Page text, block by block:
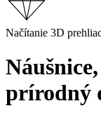
Načítanie 3D
prírodný